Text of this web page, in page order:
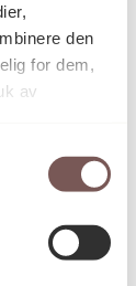
den
for dem,
av